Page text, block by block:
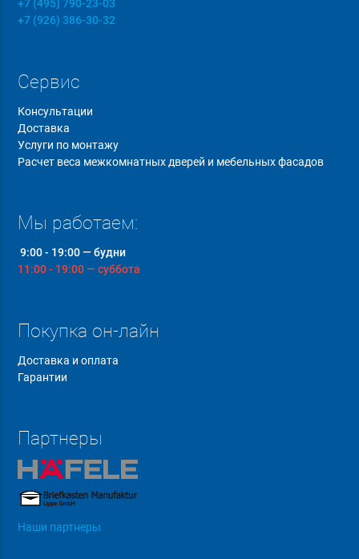
+7 (495) 790-23-03
+7 (926) 386-30-32
Сервис
Консультации
Доставка
Услуги по монтажу
Расчет веса межкомнатных дверей и мебельных фасадов
Мы работаем:
9:00 - 19:00 — будни
11:00 - 19:00 — суббота
Покупка он-лайн
Доставка и оплата
Гарантии
Партнеры
Наши партнеры